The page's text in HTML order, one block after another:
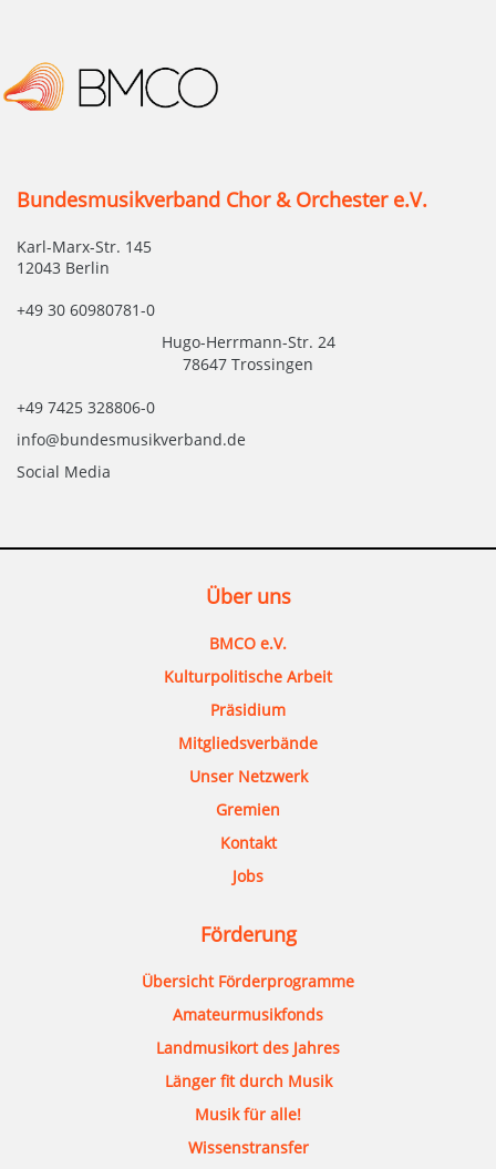
Bundesmusikverband Chor & Orchester e.V.
Karl-Marx-Str. 145
12043 Berlin
+49 30 60980781-0
Hugo-Herrmann-Str. 24
78647 Trossingen
+49 7425 328806-0
info@bundesmusikverband.de
Social Media
Über uns
BMCO e.V.
Kulturpolitische Arbeit
Präsidium
Mitgliedsverbände
Unser Netzwerk
Gremien
Kontakt
Jobs
Förderung
Übersicht Förderprogramme
Amateurmusikfonds
Landmusikort des Jahres
Länger fit durch Musik
Musik für alle!
Wissenstransfer